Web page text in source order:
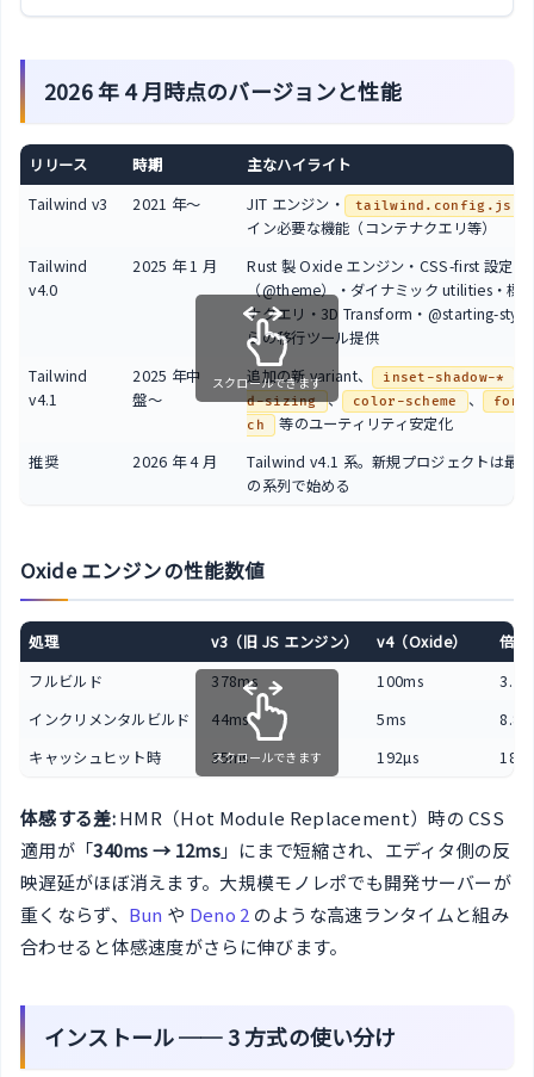
2026 年 4 月時点のバージョンと性能
リリース 時期
主なハイライト
Tailwind v3
2021 年〜 JIT エンジン・ tailwind.config.js
イン必要な機能（コンテナクエリ等）
Tailwind
v4.0
2025 年 1 月
Rust 製 Oxide エンジン・CSS-first 設定
（@theme）・ダイナミック utilities・標
ナクエリ・3D Transform・@starting-
らの移行ツール提供
Tailwind
v4.1
2025 年中
盤〜
追加の新 variant、 inset-shadow-*
d-sizing 、 color-scheme 、
ch
等のユーティリティ安定化
推奨
2026 年 4 月
Tailwind v4.1 系。新規プロジェクトは最
の系列で始める
スクロールできます
Oxide エンジンの性能数値
処理 v3（旧 JS エンジン） v4（Oxide）
倍率
フルビルド
378ms 100ms
インクリメンタルビルド
44ms 5ms
キャッシュヒット時
35ms 192µs
スクロールできます
体感する差:HMR（Hot Module Replacement）時の CSS
適用が「340ms → 12ms」にまで短縮され、エディタ側の反
映遅延がほぼ消えます。大規模モノレポでも開発サーバーが
重くならず、 Bun や Deno 2 のような高速ランタイムと組み
合わせると体感速度がさらに伸びます。
インストール ── 3 方式の使い分け